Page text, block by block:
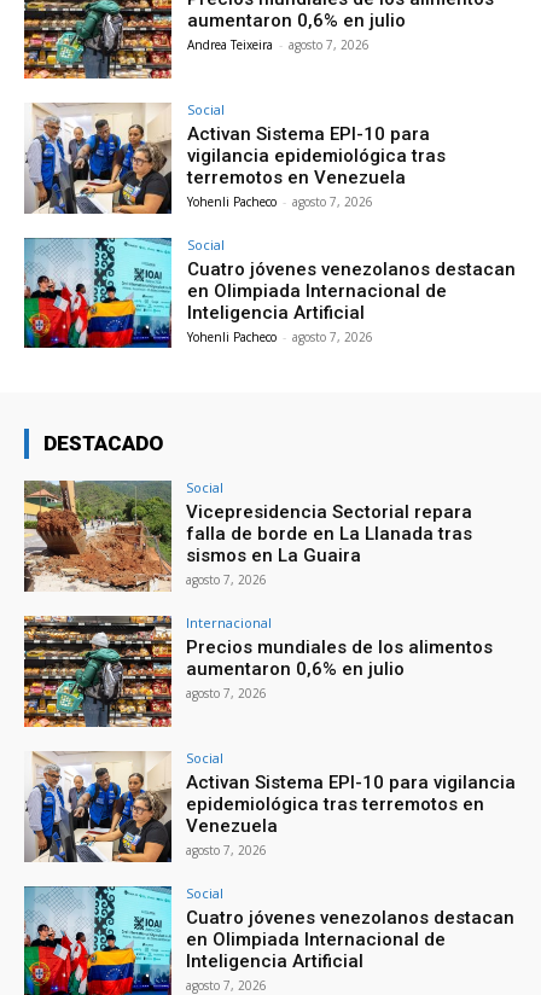
aumentaron 0,6% en julio
Andrea Teixeira - agosto 7, 2026
Social
Activan Sistema EPI-10 para
vigilancia epidemiológica tras
terremotos en Venezuela
Yohenli Pacheco - agosto 7, 2026
Social
Cuatro jóvenes venezolanos destacan
en Olimpiada Internacional de
Inteligencia Artificial
Yohenli Pacheco - agosto 7, 2026
DESTACADO
Social
Vicepresidencia Sectorial repara
falla de borde en La Llanada tras
sismos en La Guaira
agosto 7, 2026
Internacional
Precios mundiales de los alimentos
aumentaron 0,6% en julio
agosto 7, 2026
Social
Activan Sistema EPI-10 para vigilancia
epidemiológica tras terremotos en
Venezuela
agosto 7, 2026
Social
Cuatro jóvenes venezolanos destacan
en Olimpiada Internacional de
Inteligencia Artificial
agosto 7, 2026